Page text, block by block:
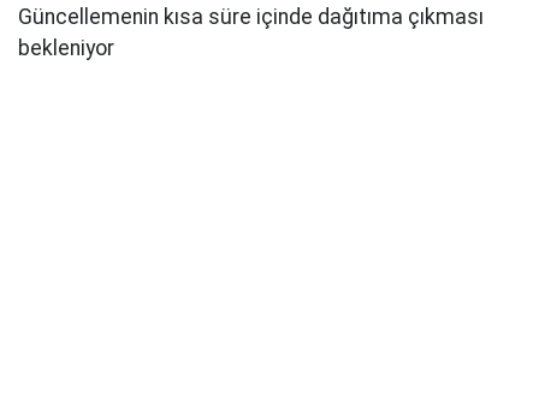
Güncellemenin kısa süre içinde dağıtıma çıkması
bekleniyor